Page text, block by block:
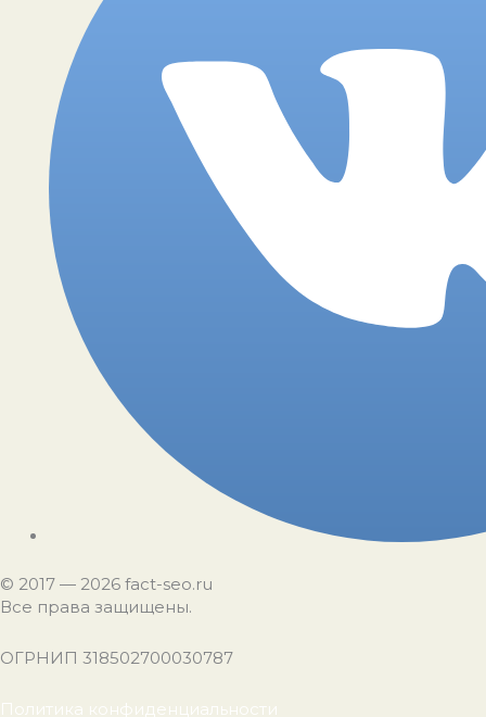
©️ 2017 — 2026 fact-seo.ru
Все права защищены.
ОГРНИП 318502700030787
Политика конфиденциальности